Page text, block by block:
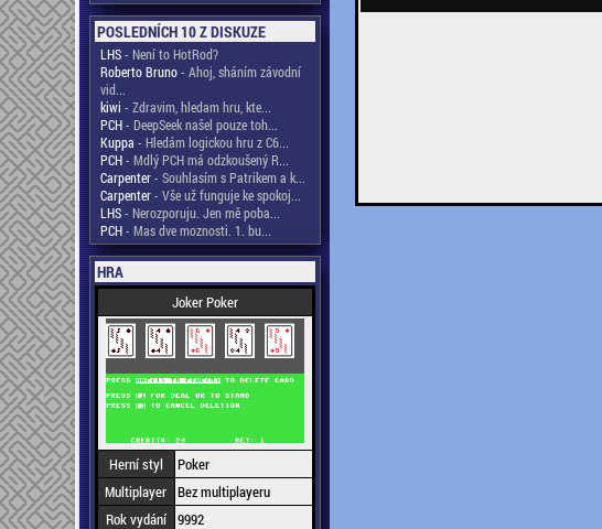
POSLEDNÍCH 10 Z DISKUZE
LHS- Není to HotRod?
Roberto Bruno- Ahoj, sháním závodní
vid...
kiwi - Zdravim, hledam hru, kte...
PCH- DeepSeek našel pouze toh...
Kuppa - Hledám logickou hru z C6...
PCH- Mdlý PCH má odzkoušený R...
Carpenter- Souhlasím s Patrikem a k...
Carpenter- Vše už funguje ke spokoj...
LHS- Nerozporuju. Jen mě poba...
PCH- Mas dve moznosti. 1. bu...
HRA
Joker Poker
Herní styl
Poker
Multiplayer Bez multiplayeru
Rok vydání 9992